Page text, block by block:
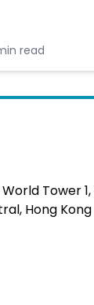
read
Tower 1,
Hong Kong